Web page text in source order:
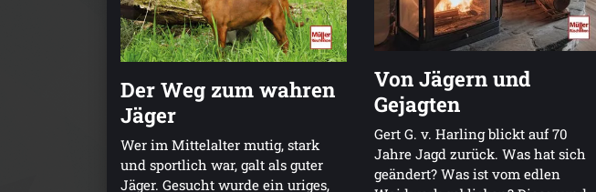
Der Weg zum wahren
Jäger
Wer im Mittelalter mutig, stark
und sportlich war, galt als guter
Jäger. Gesucht wurde ein uriges,
Von Jägern und
Gejagten
Gert G. v. Harling blickt auf 70
Jahre Jagd zurück. Was hat sich
geändert? Was ist vom edlen